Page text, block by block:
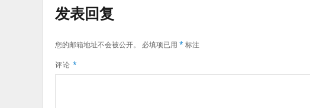
发表回复
您的邮箱地址不会被公开。 必填项已用 *标注
评论 *